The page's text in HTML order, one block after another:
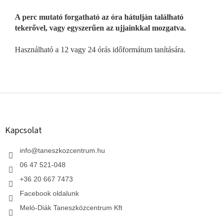
A perc mutató forgatható az óra hátulján található
tekerővel, vagy egyszerűen az ujjainkkal mozgatva.
Használható a 12 vagy 24 órás időformátum tanítására.
L
Kapcsolat
info@taneszkozcentrum.hu
06 47 521-048
+36 20 667 7473
Facebook oldalunk
Meló-Diák Taneszközcentrum Kft